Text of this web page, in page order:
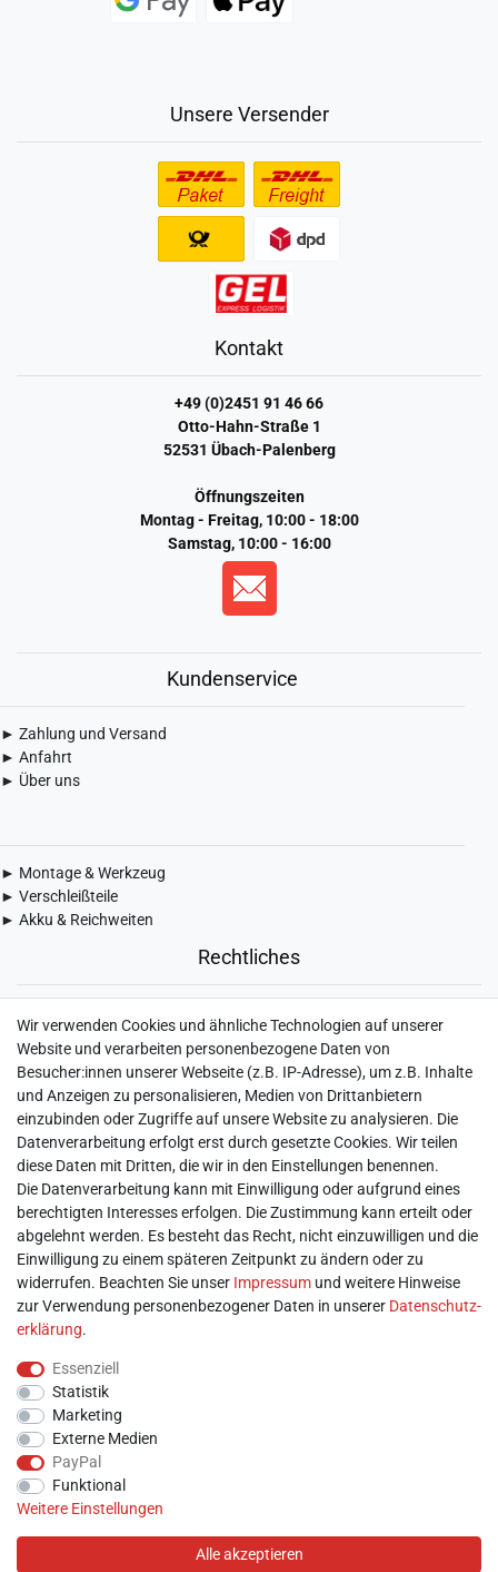
Unsere Versender
Kontakt
+49 (0)2451 91 46 66
Otto-Hahn-Straße 1
52531 Übach-Palenberg
Öffnungszeiten
Montag - Freitag, 10:00 - 18:00
Samstag, 10:00 - 16:00
Kundenservice
► Zahlung und Versand
► Anfahrt
► Über uns
► Montage & Werkzeug
► Verschleißteile
► Akku & Reichweiten
Rechtliches
► Impressum
► Daten­schutz­erklärung
► AGB & Kundeninformation
► Barrierefreiheitserklärung
► Batterieentsorgung
► Kontakt
Mein Konto
► Registrieren
► Login
► Warenkorb
► Zur Kasse
Wir verwenden Cookies und ähnliche Technologien auf unserer
Website und verarbeiten personenbezogene Daten von
Besucher:innen unserer Webseite (z.B. IP-Adresse), um z.B. Inhalte
und Anzeigen zu personalisieren, Medien von Drittanbietern
einzubinden oder Zugriffe auf unsere Website zu analysieren. Die
Datenverarbeitung erfolgt erst durch gesetzte Cookies. Wir teilen
diese Daten mit Dritten, die wir in den Einstellungen benennen.
Die Datenverarbeitung kann mit Einwilligung oder aufgrund eines
berechtigten Interesses erfolgen. Die Zustimmung kann erteilt oder
abgelehnt werden. Es besteht das Recht, nicht einzuwilligen und die
Einwilligung zu einem späteren Zeitpunkt zu ändern oder zu
widerrufen. Beachten Sie unser Impressum und weitere Hinweise
zur Verwendung personenbezogener Daten in unserer Daten­schutz­
erklärung.
Essenziell
Statistik
Marketing
Externe Medien
PayPal
Funktional
Weitere Einstellungen
Alle akzeptieren